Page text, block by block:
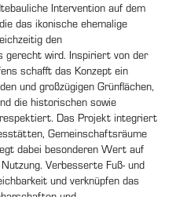
Intervention auf dem
das ikonische ehemalige
den
gerecht wird. Inspiriert von der
schafft das Konzept ein
und großzügigen Grünflächen,
die historischen sowie
Das Projekt integriert
Gemeinschaftsräume
dabei besonderen Wert auf
Verbesserte Fuß- und
und verknüpfen das